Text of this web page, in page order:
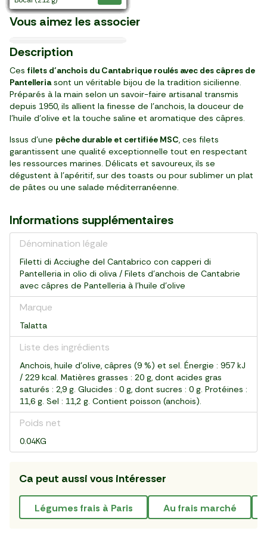
Vous aimez les associer
France
3,09 €
Les Tomates séchées
"Citres"
3,29 €
élaborés en France
4,19 €
2,99 €
Italie
1,99 €
Languedoc
2024
5,99 €
Les Poivrons grillés
"Citres"
4,44 €
Les Gressins multigrains
4,39 €
Les Penne ricce "Conti"
1,99 €
France
1,99 €
4,99 €
2,99 €
L'Huile d'olive "La
Masseria" extra-vierge 3L
29, 99€
Description
Ces filets d’anchois du Cantabrique roulés avec des câpres de
Pantelleriasont un véritable bijou de la tradition sicilienne.
Préparés à la main selon un savoir-faire artisanal transmis
depuis 1950, ils allient la finesse de l’anchois, la douceur de
l’huile d’olive et la touche saline et aromatique des câpres.
Issus d’une pêche durable et certifiée MSC, ces filets
garantissent une qualité exceptionnelle tout en respectant
les ressources marines. Délicats et savoureux, ils se
dégustent à l’apéritif, sur des toasts ou pour sublimer un plat
de pâtes ou une salade méditerranéenne.
Informations supplémentaires
Dénomination légale
Filetti di Acciughe del Cantabrico con capperi di
Pantelleria in olio di oliva / Filets d’anchois de Cantabrie
avec câpres de Pantelleria à l’huile d’olive
Marque
Talatta
Liste des ingrédients
Anchois, huile d’olive, câpres (9 %) et sel. Énergie : 957 kJ
/ 229 kcal. Matières grasses : 20 g, dont acides gras
saturés : 2,9 g. Glucides : 0 g, dont sucres : 0 g. Protéines :
11,6 g. Sel : 11,2 g. Contient poisson (anchois).
Poids net
0.04KG
Ca peut aussi vous intéresser
Légumes frais à Paris au frais marché